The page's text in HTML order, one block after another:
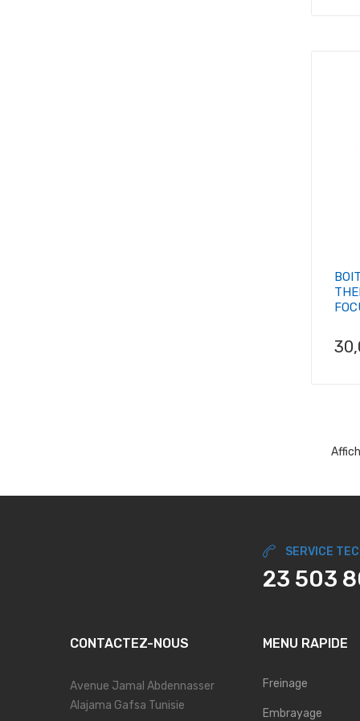
SERVICE
23 503
CONTACTEZ-NOUS
Avenue Jamal Abdennasser
Alajama Gafsa Tunisie
MENU RAPIDE
Freinage
Embrayage